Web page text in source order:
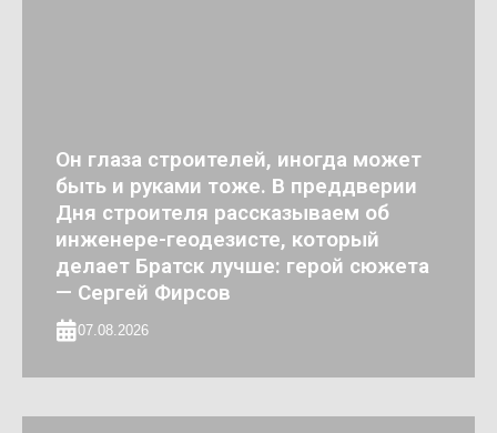
Он глаза строителей, иногда может
быть и руками тоже. В преддверии
Дня строителя рассказываем об
инженере-геодезисте, который
делает Братск лучше: герой сюжета
— Сергей Фирсов
07.08.2026